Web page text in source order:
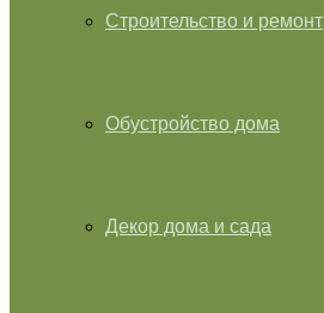
Строительство и ремонт
Обустройство дома
Декор дома и сада